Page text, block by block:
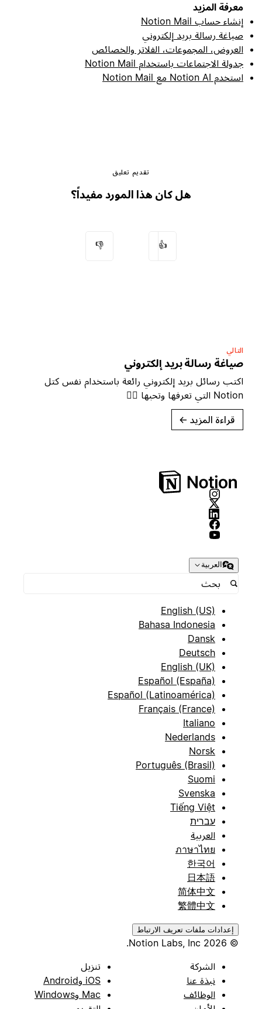
معرفة المزيد
إنشاء حساب Notion Mail
صياغة رسالة بريد إلكتروني
العروض، المجموعات، الفلاتر والخصائص
جدولة الاجتماعات باستخدام Notion Mail
استخدم Notion AI مع Notion Mail
تقديم تعليق
هل كان هذا المورد مفيداً؟
👍
👎
التالي
صياغة رسالة بريد إلكتروني
اكتب رسائل بريد إلكتروني رائعة باستخدام نفس كتل
Notion التي تعرفها وتحبها ✍🏼
قراءة المزيد →
العربية
English (US)
Bahasa Indonesia
Dansk
Deutsch
English (UK)
Español (España)
Español (Latinoamérica)
Français (France)
Italiano
Nederlands
Norsk
Português (Brasil)
Suomi
Svenska
Tiếng Việt
עברית
العربية
ภาษาไทย
한국어
日本語
简体中文
繁體中文
إعدادات ملفات تعريف الارتباط
© 2026 Notion Labs, Inc.
الشركة
نبذة عنا
الوظائف
تنزيل
iOS وAndroid
Mac وWindows